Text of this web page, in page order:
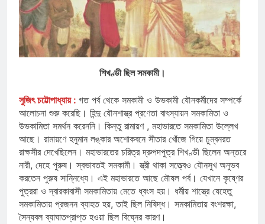
শিখণ্ডী ছিল সমকামী।
সুজিৎ চট্টোপাধ্যায় : গত পর্ব থেকে সমকামী ও উভকামী যৌনকর্মীদের সম্পর্কে
আলোচনা শুরু করেছি। হিন্দু যৌনশাস্ত্র প্রণেতা বাৎস্যায়ন সমকামিতা ও
উভকামিতা সমর্থন করেননি। কিন্তু রামায়ণ , মহাভারতে সমকামিতা উল্লেখ
আছে। রামায়ণে হনুমান লঙ্কার অশোকবনে সীতার খোঁজে গিয়ে চুম্বনরত
রাক্ষসীর দেখেছিলেন। মহাভারতের চরিত্র দ্রুপদপুত্র শিখণ্ডী ছিলেন অন্তরে
নারী, দেহে পুরুষ। স্বভাবতই সমকামী। স্ত্রী থাকা সত্ত্বেও যৌনসুখ অনুভব
করতেন পুরুষ সান্নিধ্যে। এই মহাভারতে আছে মৌষল পর্ব। যেখানে কৃষ্ণের
পুত্ররা ও দ্বারকাবাসী সমকামিতায় মেতে ধ্বংস হয়। ধর্মীয় শাস্ত্রে যেহেতু
সমকামিতায় প্রজনন ব্যাহত হয়, তাই ছিল নিষিদ্ধ। সমকামিতায় বংশরক্ষা,
সৈন্যবল ব্যাঘাতপ্রাপ্ত হওয়া ছিল বিঘ্নের কারণ।